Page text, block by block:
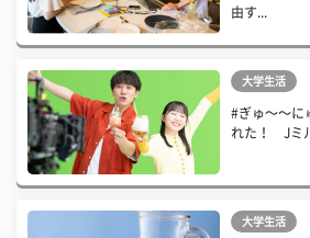
由す...
大学生活
#ぎゅ〜〜に
れた！ Jミ
大学生活